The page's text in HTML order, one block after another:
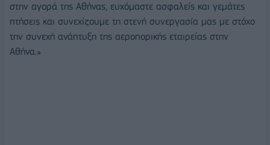
στην αγορά της Αθήνας, ευχόμαστε ασφαλείς και γεμάτες
πτήσεις και συνεχίζουμε τη στενή συνεργασία μας με στόχο
την συνεχή ανάπτυξη της αεροπορικής εταιρείας στην
Αθήνα.»